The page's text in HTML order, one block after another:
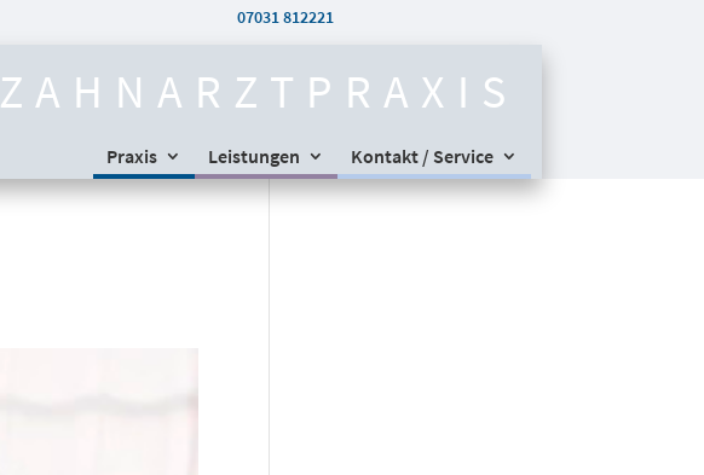
07031 812221
ZAHNARZTPRAXIS
Praxis Leistungen Kontakt / Service